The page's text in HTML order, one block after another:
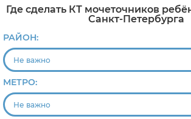
Где сделать КТ мочеточников
Санкт-Петербурга
РАЙОН:
МЕТРО: